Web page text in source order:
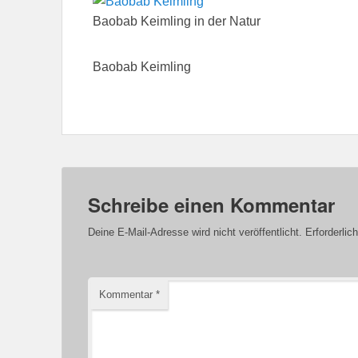
Baobab Keimling in der Natur
Baobab Keimling
Schreibe einen Kommentar
Deine E-Mail-Adresse wird nicht veröffentlicht.
Kommentar *